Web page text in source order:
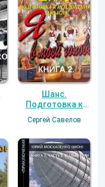
Шанс.
Подготовка к
исполнению
замысла. Книга
голове 2).
Сергей Савелов